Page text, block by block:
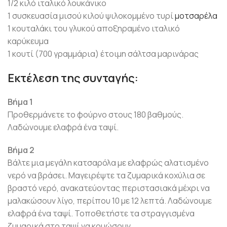
1/2 κιλό ιταλικό λουκάνικο
1 συσκευασία μισού κιλού ψιλοκομμένο τυρίμοτσαρέλα
1 κουταλάκι του γλυκού αποξηραμένο ιταλικό
καρύκευμα
1 κουτί (700 γραμμάρια) έτοιμη σάλτσα μαρινάρας
Εκτέλεση της συνταγής:
Βήμα 1
Προθερμάνετε το φούρνο στους 180 βαθμούς.
Λαδώνουμε ελαφρά ένα ταψί.
Βήμα 2
Βάλτε μια μεγάλη κατσαρόλα με ελαφρώς αλατισμένο
νερό να βράσει. Μαγειρέψτε τα ζυμαρικά κοχύλια σε
βραστό νερό, ανακατεύοντας περιστασιακά μέχρι να
μαλακώσουν λίγο, περίπου 10 με 12 λεπτά. Λαδώνουμε
ελαφρά ένα ταψί. Τοποθετήστε τα στραγγισμένα